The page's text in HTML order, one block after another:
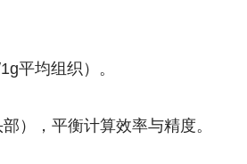
平均组织）。
），平衡计算效率与精度。